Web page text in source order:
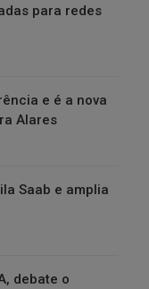
para redes
e é a nova
Alares
Saab e amplia
debate o